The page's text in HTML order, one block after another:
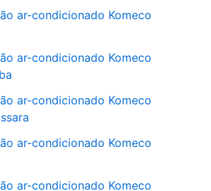
ar-condicionado Komeco
ar-condicionado Komeco
ar-condicionado Komeco
ar-condicionado Komeco
ar-condicionado Komeco